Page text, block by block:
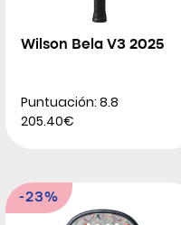
Wilson Bela V3 2025
Puntuación: 8.8
205.40€
-23%